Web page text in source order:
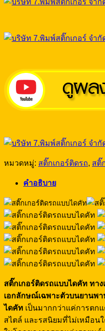
หมวดหมู่: สติ๊กเกอร์ติดรถ, สติ๊
คำอธิบาย
สติ๊กเกอร์ติดรถแบบไดคัท ทา
เอกลักษณ์เฉพาะตัวบนยานพ
ไดคัท เป็นมากกว่าแค่การตก
สไตล์ และรสนิยมที่ไม่เหมือ